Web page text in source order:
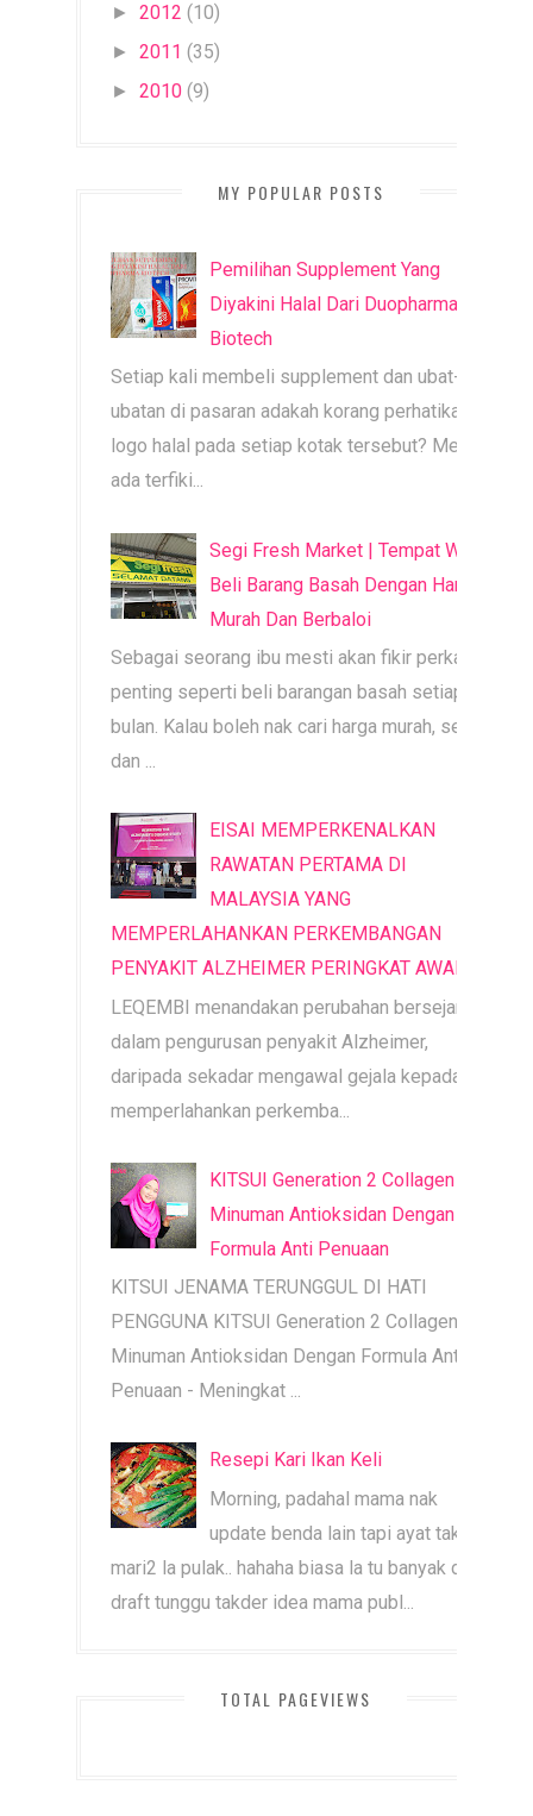
► 2012 (10)
► 2011 (35)
► 2010 (9)
MY POPULAR POSTS
Pemilihan Supplement Yang
Diyakini Halal Dari Duopharma
Biotech
Setiap kali membeli supplement dan ubat-
ubatan di pasaran adakah korang perhatikan
logo halal pada setiap kotak tersebut? Mesti
ada terfiki...
Segi Fresh Market | Tempat Wajib
Beli Barang Basah Dengan Harga
Murah Dan Berbaloi
Sebagai seorang ibu mesti akan fikir perkara
penting seperti beli barangan basah setiap
bulan. Kalau boleh nak cari harga murah, segar
dan ...
EISAI MEMPERKENALKAN
RAWATAN PERTAMA DI
MALAYSIA YANG
MEMPERLAHANKAN PERKEMBANGAN
PENYAKIT ALZHEIMER PERINGKAT AWAL
LEQEMBI menandakan perubahan bersejarah
dalam pengurusan penyakit Alzheimer,
daripada sekadar mengawal gejala kepada
memperlahankan perkemba...
KITSUI Generation 2 Collagen |
Minuman Antioksidan Dengan
Formula Anti Penuaan
KITSUI JENAMA TERUNGGUL DI HATI
PENGGUNA KITSUI Generation 2 Collagen |
Minuman Antioksidan Dengan Formula Anti
Penuaan - Meningkat ...
Resepi Kari Ikan Keli
Morning, padahal mama nak
update benda lain tapi ayat tak
mari2 la pulak.. hahaha biasa la tu banyak dah
draft tunggu takder idea mama publ...
TOTAL PAGEVIEWS